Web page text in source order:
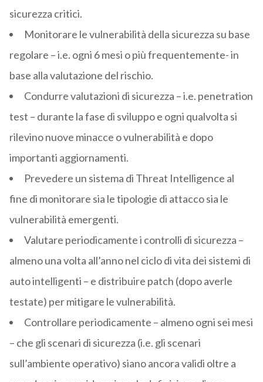
sicurezza critici.
Monitorare le vulnerabilità della sicurezza su base
regolare – i.e. ogni 6 mesi o più frequentemente- in
base alla valutazione del rischio.
Condurre valutazioni di sicurezza – i.e. penetration
test – durante la fase di sviluppo e ogni qualvolta si
rilevino nuove minacce o vulnerabilità e dopo
importanti aggiornamenti.
Prevedere un sistema di Threat Intelligence al
fine di monitorare sia le tipologie di attacco sia le
vulnerabilità emergenti.
Valutare periodicamente i controlli di sicurezza –
almeno una volta all’anno nel ciclo di vita dei sistemi di
auto intelligenti – e distribuire patch (dopo averle
testate) per mitigare le vulnerabilità.
Controllare periodicamente – almeno ogni sei mesi
– che gli scenari di sicurezza (i.e. gli scenari
sull’ambiente operativo) siano ancora validi oltre a